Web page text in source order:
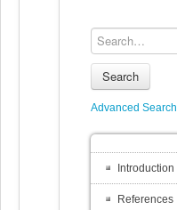
Search
Advanced Search
Introduction
References